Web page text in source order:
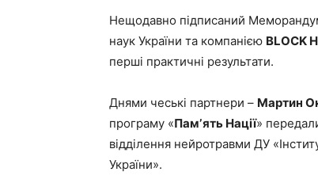
Нещодавно підписаний
наук України та компанією BLOCK
перші практичні результати.
Днями чеські партнери – Мартин
програму «Памʼять Нації»
відділення нейротравми ДУ
України».